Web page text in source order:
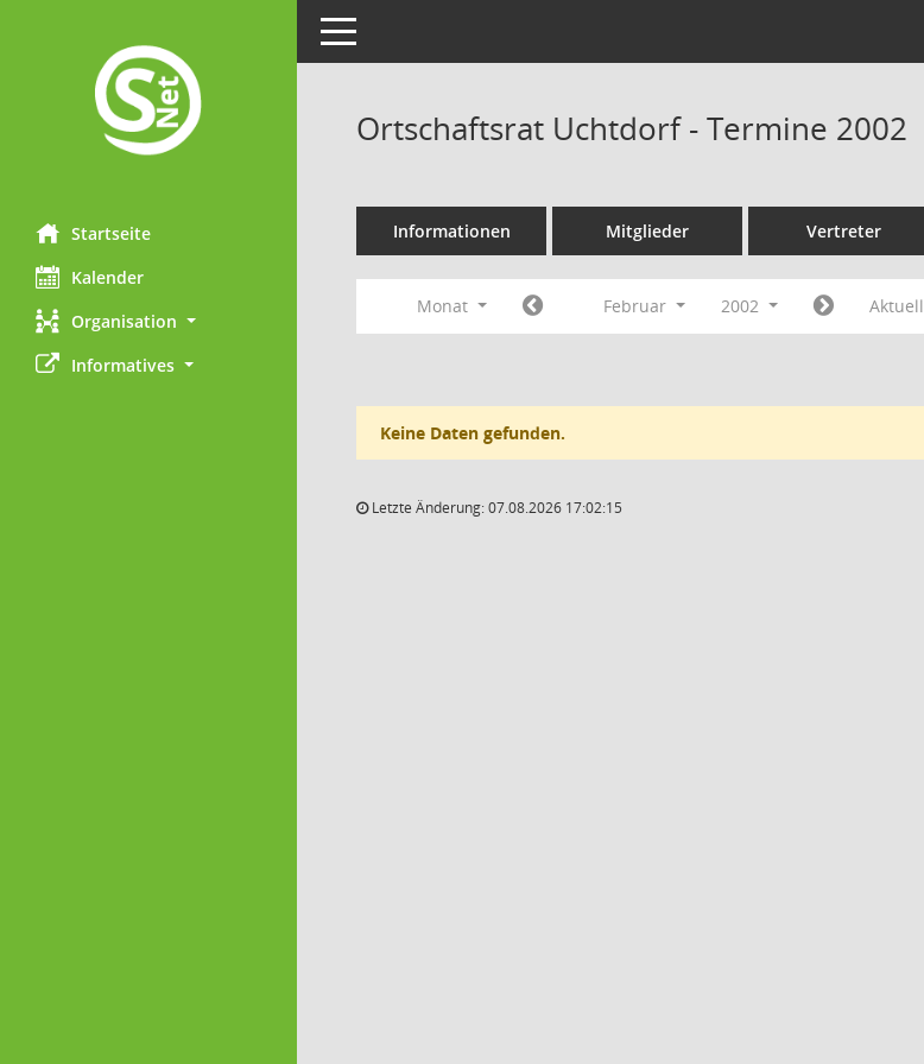
Startseite
Kalender
Organisation
Informatives
Toggle navigation
Ortschaftsrat Uchtdorf - Termine 2002
Informationen Mitglieder Vertreter
Monat Februar 2002 Aktuell
Keine Daten gefunden.
Letzte Änderung: 07.08.2026 17:02:15